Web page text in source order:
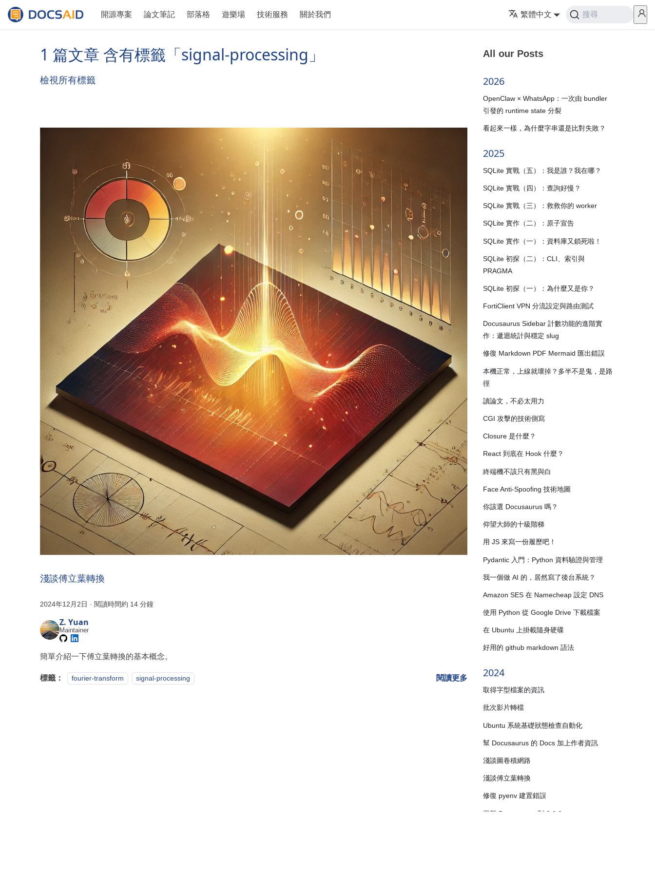
開源專案 論文筆記 部落格 遊樂場 技術服務 關於我們 繁體中文 搜尋
1 篇文章 含有標籤「signal-processing」
檢視所有標籤
淺談傅立葉轉換
2024年12月2日 · 閱讀時間約 14 分鐘
Z. Yuan
Maintainer
簡單介紹一下傅立葉轉換的基本概念。
標籤： fourier-transform signal-processing 閱讀更多
All our Posts
2026
OpenClaw × WhatsApp：一次由 bundler
引發的 runtime state 分裂
看起來一樣，為什麼字串還是比對失敗？
2025
SQLite 實戰（五）：我是誰？我在哪？
SQLite 實戰（四）：查詢好慢？
SQLite 實戰（三）：救救你的 worker
SQLite 實作（二）：原子宣告
SQLite 實作（一）：資料庫又鎖死啦！
SQLite 初探（二）：CLI、索引與
PRAGMA
SQLite 初探（一）：為什麼又是你？
FortiClient VPN 分流設定與路由測試
Docusaurus Sidebar 計數功能的進階實
作：遞迴統計與穩定 slug
修復 Markdown PDF Mermaid 匯出錯誤
本機正常，上線就壞掉？多半不是鬼，是路
徑
讀論文，不必太用力
CGI 攻擊的技術側寫
Closure 是什麼？
React 到底在 Hook 什麼？
終端機不該只有黑與白
Face Anti-Spoofing 技術地圖
你該選 Docusaurus 嗎？
仰望大師的十級階梯
用 JS 來寫一份履歷吧！
Pydantic 入門：Python 資料驗證與管理
我一個做 AI 的，居然寫了後台系統？
Amazon SES 在 Namecheap 設定 DNS
使用 Python 從 Google Drive 下載檔案
在 Ubuntu 上掛載隨身硬碟
好用的 github markdown 語法
2024
取得字型檔案的資訊
批次影片轉檔
Ubuntu 系統基礎狀態檢查自動化
幫 Docusaurus 的 Docs 加上作者資訊
淺談圖卷積網路
淺談傅立葉轉換
修復 pyenv 建置錯誤
更新 Docusaurus 到 3.6.0